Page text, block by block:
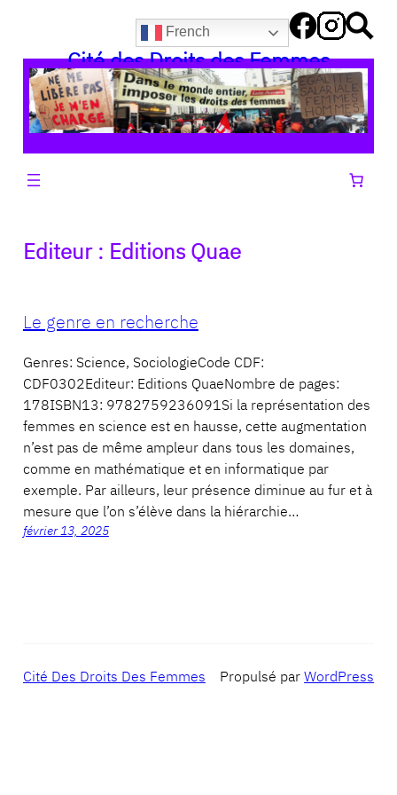
contenu
French
Cité des Droits des Femmes
Editeur : Editions Quae
Le genre en recherche
Genres: Science, SociologieCode CDF:
CDF0302Editeur: Editions QuaeNombre de pages:
178ISBN13: 9782759236091Si la représentation des
femmes en science est en hausse, cette augmentation
n’est pas de même ampleur dans tous les domaines,
comme en mathématique et en informatique par
exemple. Par ailleurs, leur présence diminue au fur et à
mesure que l’on s’élève dans la hiérarchie…
février 13, 2025
Cité Des Droits Des Femmes Propulsé parWordPress